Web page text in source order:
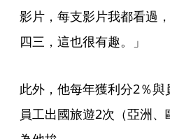
影片，每支影片我都看過
四三，這也很有趣。」
此外，他每年獲利分2％
員工出國旅遊2次（亞洲